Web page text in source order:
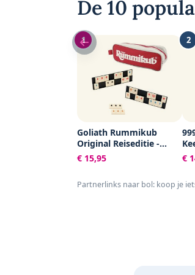
De 10
1
Goliath Rummikub
Original Reiseditie -
Bordspel - Inclusief Tasje
€ 15,95
2
€
Partnerlinks naar bol: koop je